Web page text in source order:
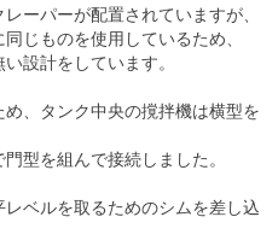
ーパーが配置されていますが、
じものを使用しているため、
設計をしています。
、タンク中央の撹拌機は横型を
型を組んで接続しました。
ベルを取るためのシムを差し込